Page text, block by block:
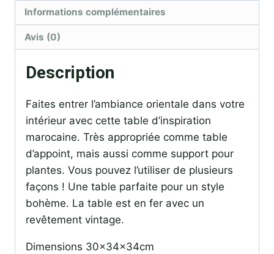
Informations complémentaires
Avis (0)
Description
Faites entrer l’ambiance orientale dans votre
intérieur avec cette table d’inspiration
marocaine. Très appropriée comme table
d’appoint, mais aussi comme support pour
plantes. Vous pouvez l’utiliser de plusieurs
façons ! Une table parfaite pour un style
bohème. La table est en fer avec un
revêtement vintage.
Dimensions 30x34x34cm